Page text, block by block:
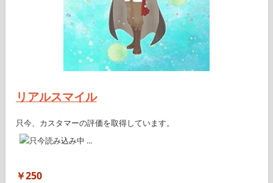
リアルスマイル
只今、カスタマーの評価を取得しています。
￥250